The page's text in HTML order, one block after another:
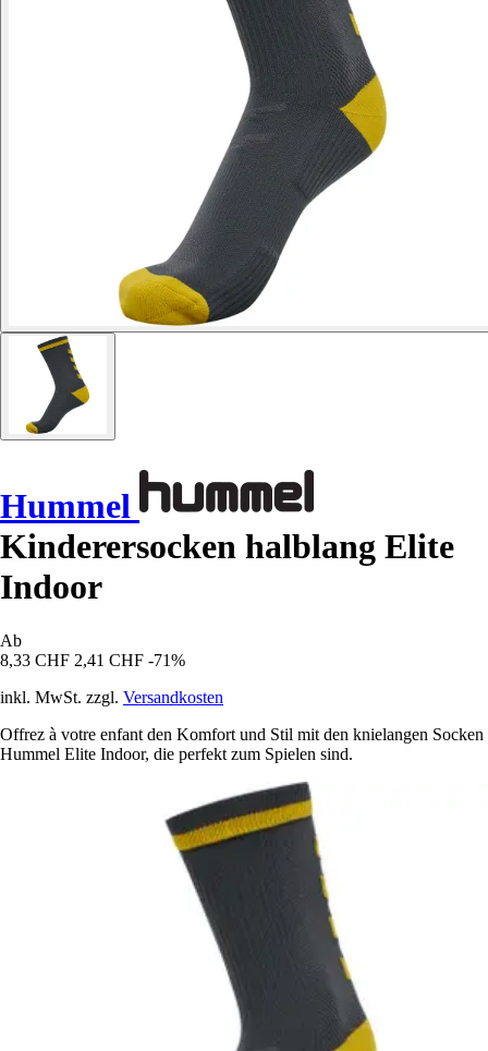
Hummel
Kinderersocken halblang Elite
Indoor
Ab
8,33 CHF 2,41 CHF -71%
inkl. MwSt. zzgl. Versandkosten
Offrez à votre enfant den Komfort und Stil mit den knielangen Socken
Hummel Elite Indoor, die perfekt zum Spielen sind.